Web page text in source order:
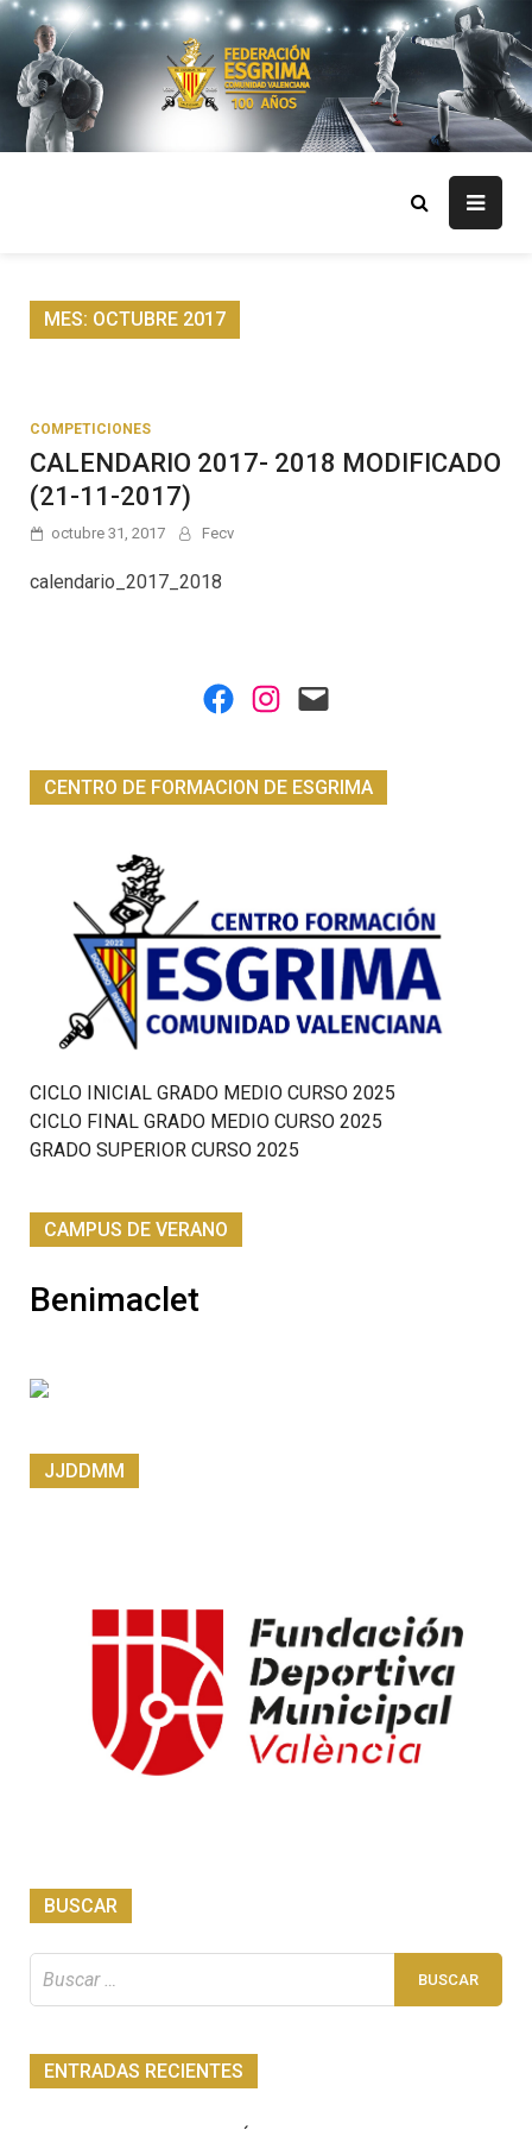
Skip
content
MES: OCTUBRE 2017
COMPETICIONES
CALENDARIO 2017- 2018 MODIFICADO
(21-11-2017)
octubre 31, 2017 Fecv
calendario_2017_2018
Facebook
Instagram
Mail
CENTRO DE FORMACION DE ESGRIMA
CICLO INICIAL GRADO MEDIO CURSO 2025
CICLO FINAL GRADO MEDIO CURSO 2025
GRADO SUPERIOR CURSO 2025
CAMPUS DE VERANO
Benimaclet
JJDDMM
BUSCAR
ENTRADAS RECIENTES